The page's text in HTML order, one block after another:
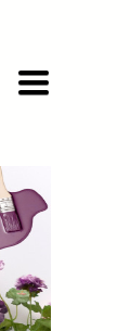
Toggle
navigation